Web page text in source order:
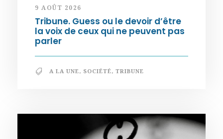
9 AOÛT 2026
Tribune. Guess ou le devoir d’être
la voix de ceux qui ne peuvent pas
parler
A LA UNE, SOCIÉTÉ, TRIBUNE